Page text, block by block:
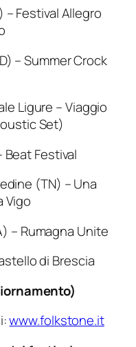
– Festival Allegro
– Summer Crock
Ligure – Viaggio
Set)
Beat Festival
(TN) – Una
Vigo
– Rumagna Unite
di Brescia
www.folkstone.it